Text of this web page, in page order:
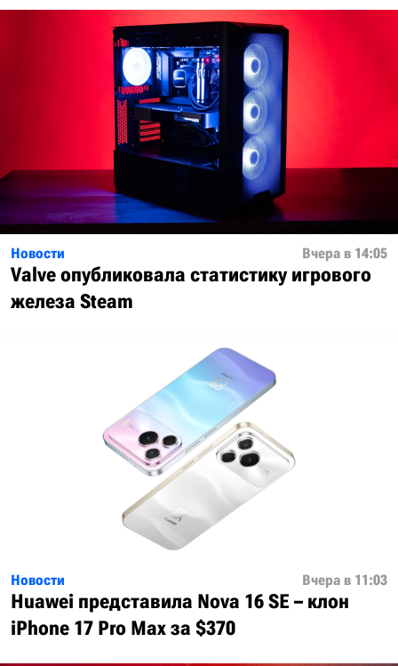
Новости Вчера в 14:05
Valve опубликовала статистику игрового
железа Steam
Новости Вчера в 11:03
Huawei представила Nova 16 SE – клон
iPhone 17 Pro Max за $370